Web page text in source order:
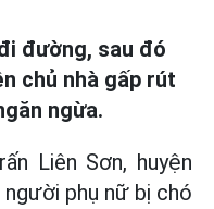
đường, sau đó
chủ nhà gấp rút
ngừa.
Liên Sơn, huyện
phụ nữ bị chó